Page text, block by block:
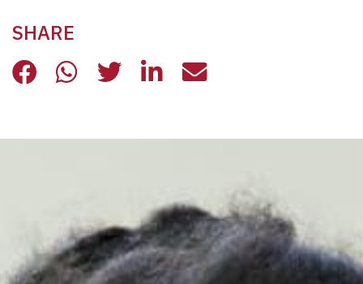
SHARE
SCOMPARSA BONACINA, IL
SCOMPARSA BONACINA, IL
SCOMPARSA BONACINA,
SCOMPARSA
SCOMPARSA